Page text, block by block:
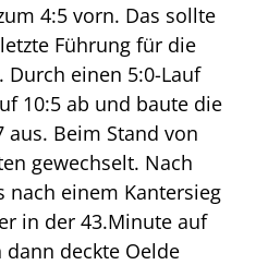
4:5 vorn. Das sollte
Führung für die
Durch einen 5:0-Lauf
10:5 ab und baute die
aus. Beim Stand von
gewechselt. Nach
nach einem Kantersieg
in der 43.Minute auf
deckte Oelde